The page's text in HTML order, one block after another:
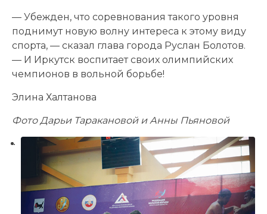
— Убежден, что соревнования такого уровня
поднимут новую волну интереса к этому виду
спорта, — сказал глава города Руслан Болотов.
— И Иркутск воспитает своих олимпийских
чемпионов в вольной борьбе!
Элина Халтанова
Фото Дарьи Таракановой и Анны Пьяновой